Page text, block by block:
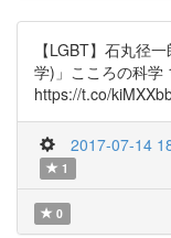
【LGBT】石丸径
学)」こころの科学
https://t.co/
2017-07-14
1
0